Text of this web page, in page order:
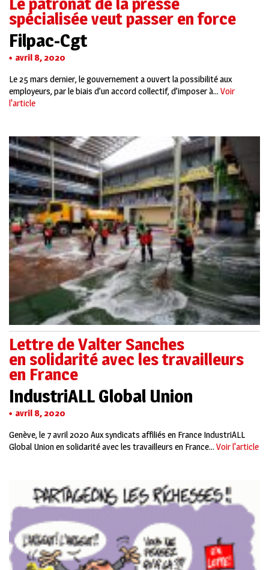
spécialisée veut passer en force
Filpac-Cgt
avril 8, 2020
Le 25 mars dernier, le gouvernement a ouvert la possibilité aux
employeurs, par le biais d’un accord collectif, d’imposer à... Voir
l'article
Lettre de Valter Sanches
en solidarité avec les travailleurs
en France
IndustriALL Global Union
avril 8, 2020
Genève, le 7 avril 2020 Aux syndicats affiliés en France IndustriALL
Global Union en solidarité avec les travailleurs en France... Voir l'article